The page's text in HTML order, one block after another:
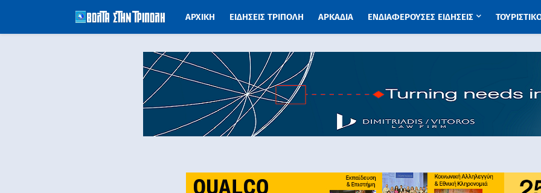
ΑΡΧΙΚΗ ΕΙΔΗΣΕΙΣ ΤΡΙΠΟΛΗ ΑΡΚΑΔΙΑ ΕΝΔΙΑΦΕΡΟΥΣΕΣ ΕΙΔΗΣΕΙΣ